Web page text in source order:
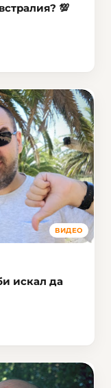
💯
ВИДЕО
искал да